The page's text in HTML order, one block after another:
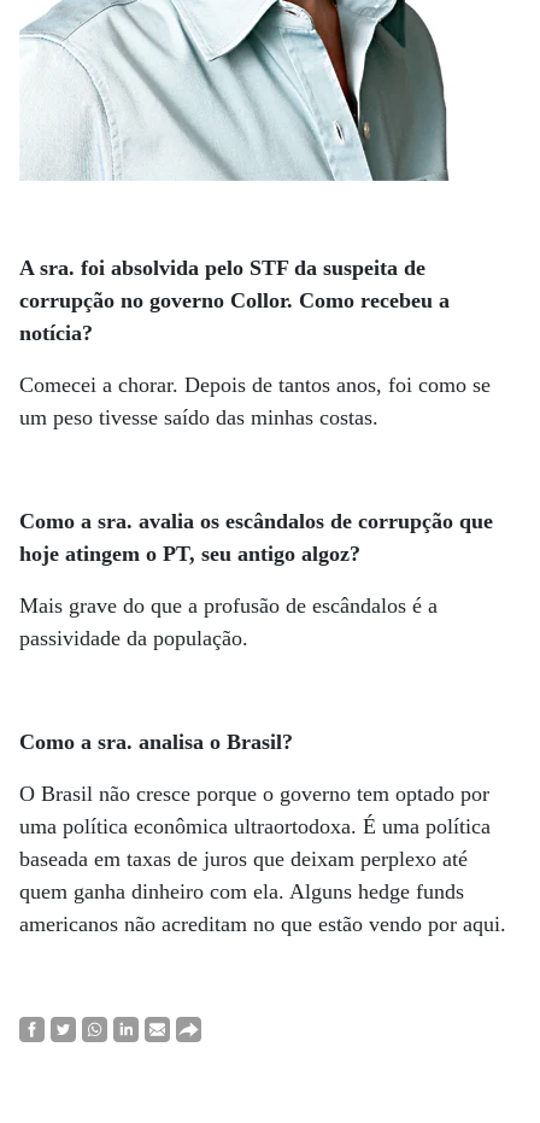
A sra. foi absolvida pelo STF da suspeita de
corrupção no governo Collor. Como recebeu a
notícia?
Comecei a chorar. Depois de tantos anos, foi como se
um peso tivesse saído das minhas costas.
Como a sra. avalia os escândalos de corrupção que
hoje atingem o PT, seu antigo algoz?
Mais grave do que a profusão de escândalos é a
passividade da população.
Como a sra. analisa o Brasil?
O Brasil não cresce porque o governo tem optado por
uma política econômica ultraortodoxa. É uma política
baseada em taxas de juros que deixam perplexo até
quem ganha dinheiro com ela. Alguns hedge funds
americanos não acreditam no que estão vendo por aqui.